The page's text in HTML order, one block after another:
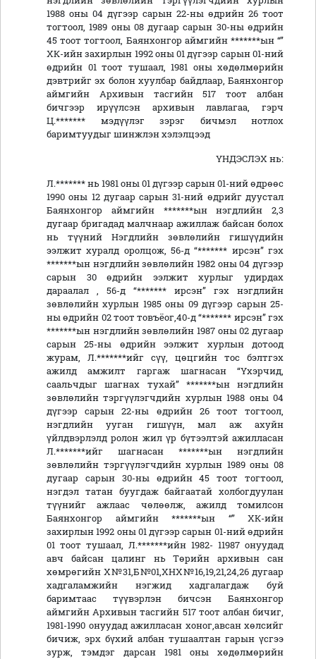
1988 оны 04 дүгээр сарын 22-ны өдрийн 26 тоот
тогтоол, 1989 оны 08 дугаар сарын 30-ны өдрийн
45 тоот тогтоол, Баянхонгор аймгийн *******ын “”
ХК-ийн захирлын 1992 оны 01 дүгээр сарын 01-ний
өдрийн 01 тоот тушаал, 1981 оны хөдөлмөрийн
дэвтрийг эх болон хуулбар байдлаар, Баянхонгор
аймгийн Архивын тасгийн 517 тоот албан
бичгээр ирүүлсэн архивын лавлагаа, гэрч
Ц.******* мэдүүлэг зэрэг бичмэл нотлох
баримтуудыг шинжлэн хэлэлцээд
ҮНДЭСЛЭХ нь:
Л.******* нь 1981 оны 01 дүгээр сарын 01-ний өдрөөс
1990 оны 12 дугаар сарын 31-ний өдрийг дуустал
Баянхонгор аймгийн *******ын нэгдлийн 2,3
дугаар бригадад малчнаар ажиллаж байсан болох
нь түүний Нэгдлийн зөвлөлийн гишүүдийн
ээлжит хуралд оролцож, 56-д “******* ирсэн” гэх
*******ын нэгдлийн зөвлөлийн 1982 оны 04 дүгээр
сарын 30 өдрийн ээлжит хурлыг удирдах
дараалал , 56-д “******* ирсэн” гэх нэгдлийн
зөвлөлийн хурлын 1985 оны 09 дүгээр сарын 25-
ны өдрийн 02 тоот товъёог,40-д “******* ирсэн” гэх
*******ын нэгдлийн зөвлөлийн 1987 оны 02 дугаар
сарын 25-ны өдрийн ээлжит хурлын дотоод
журам, Л.*******ийг сүү, цөцгийн тос бэлтгэх
ажилд амжилт гаргаж шагнасан “Үхэрчид,
саальчдыг шагнах тухай” *******ын нэгдлийн
зөвлөлийн тэргүүлэгчдийн хурлын 1988 оны 04
дүгээр сарын 22-ны өдрийн 26 тоот тогтоол,
нэгдлийн ууган гишүүн, мал аж ахуйн
үйлдвэрлэлд ролон жил үр бүтээлтэй ажилласан
Л.*******ийг шагнасан *******ын нэгдлийн
зөвлөлийн тэргүүлэгчдийн хурлын 1989 оны 08
дугаар сарын 30-ны өдрийн 45 тоот тогтоол,
нэгдэл татан буугдаж байгаатай холбогдуулан
түүнийг ажлаас чөлөөлж, ажилд томилсон
Баянхонгор аймгийн *******ын “” ХК-ийн
захирлын 1992 оны 01 дүгээр сарын 01-ний өдрийн
01 тоот тушаал, Л.*******ийн 1982- 11987 онуудад
авч байсан цалинг нь Төрийн архивын сан
хөмрөгийн Х№31,Б№01,ХНХ№16,19,21,24,26 дугаар
хадгаламжийн нэгжид хадгалагдаж буй
баримтаас түүвэрлэн бичсэн Баянхонгор
аймгийн Архивын тасгийн 517 тоот албан бичиг,
1981-1990 онуудад ажилласан хоног,авсан хөлсийг
бичиж, эрх бүхий албан тушаалтан гарын үсгээ
зурж, тэмдэг дарсан 1981 оны хөдөлмөрийн